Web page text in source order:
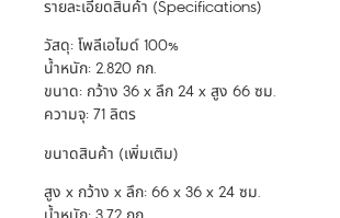
รายละเอียดสินค้า (Specifications)
วัสดุ: โพลีเอไมด์ 100%
น้ำหนัก: 2.820 กก.
ขนาด: กว้าง 36 x ลึก 24 x สูง 66 ซม.
ความจุ: 71 ลิตร
ขนาดสินค้า (เพิ่มเติม)
สูง x กว้าง x ลึก: 66 x 36 x 24 ซม.